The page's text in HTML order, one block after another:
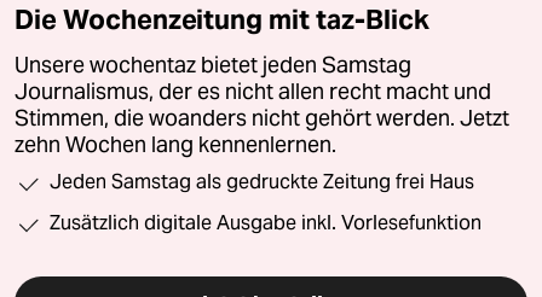
Die Wochenzeitung mit taz-Blick
Unsere wochentaz bietet jeden Samstag
Journalismus, der es nicht allen recht macht und
Stimmen, die woanders nicht gehört werden. Jetzt
zehn Wochen lang kennenlernen.
Jeden Samstag als gedruckte Zeitung frei Haus
Zusätzlich digitale Ausgabe inkl. Vorlesefunktion